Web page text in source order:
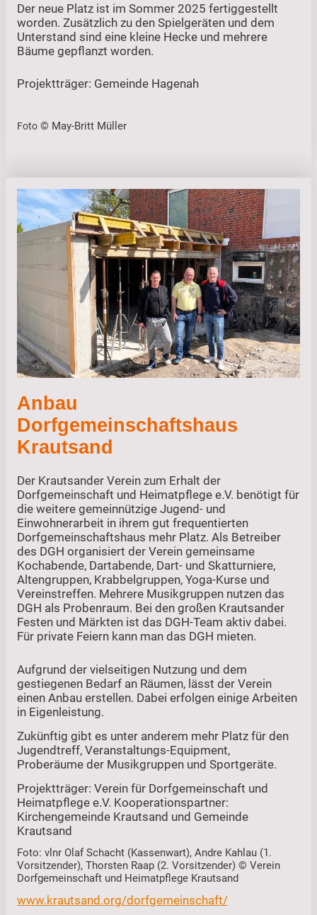
Der neue Platz ist im Sommer 2025 fertiggestellt
worden. Zusätzlich zu den Spielgeräten und dem
Unterstand sind eine kleine Hecke und mehrere
Bäume gepflanzt worden.
Projektträger: Gemeinde Hagenah
Foto © May-Britt Müller
Anbau
Dorfgemeinschaftshaus
Krautsand
Der Krautsander Verein zum Erhalt der
Dorfgemeinschaft und Heimatpflege e.V. benötigt für
die weitere gemeinnützige Jugend- und
Einwohnerarbeit in ihrem gut frequentierten
Dorfgemeinschaftshaus mehr Platz. Als Betreiber
des DGH organisiert der Verein gemeinsame
Kochabende, Dartabende, Dart- und Skatturniere,
Altengruppen, Krabbelgruppen, Yoga-Kurse und
Vereinstreffen. Mehrere Musikgruppen nutzen das
DGH als Probenraum. Bei den großen Krautsander
Festen und Märkten ist das DGH-Team aktiv dabei.
Für private Feiern kann man das DGH mieten.
Aufgrund der vielseitigen Nutzung und dem
gestiegenen Bedarf an Räumen, lässt der Verein
einen Anbau erstellen. Dabei erfolgen einige Arbeiten
in Eigenleistung.
Zukünftig gibt es unter anderem mehr Platz für den
Jugendtreff, Veranstaltungs-Equipment,
Proberäume der Musikgruppen und Sportgeräte.
Projektträger: Verein für Dorfgemeinschaft und
Heimatpflege e.V. Kooperationspartner:
Kirchengemeinde Krautsand und Gemeinde
Krautsand
Foto: vlnr Olaf Schacht (Kassenwart), Andre Kahlau (1.
Vorsitzender), Thorsten Raap (2. Vorsitzender) © Verein
Dorfgemeinschaft und Heimatpflege Krautsand
www.krautsand.org/dorfgemeinschaft/